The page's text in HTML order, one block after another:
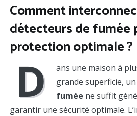
Comment
détecteurs de fumée
protection optimale ?
D
ans une maison à
grande superficie, un
fumée ne suffit
garantir une sécurité optimale.